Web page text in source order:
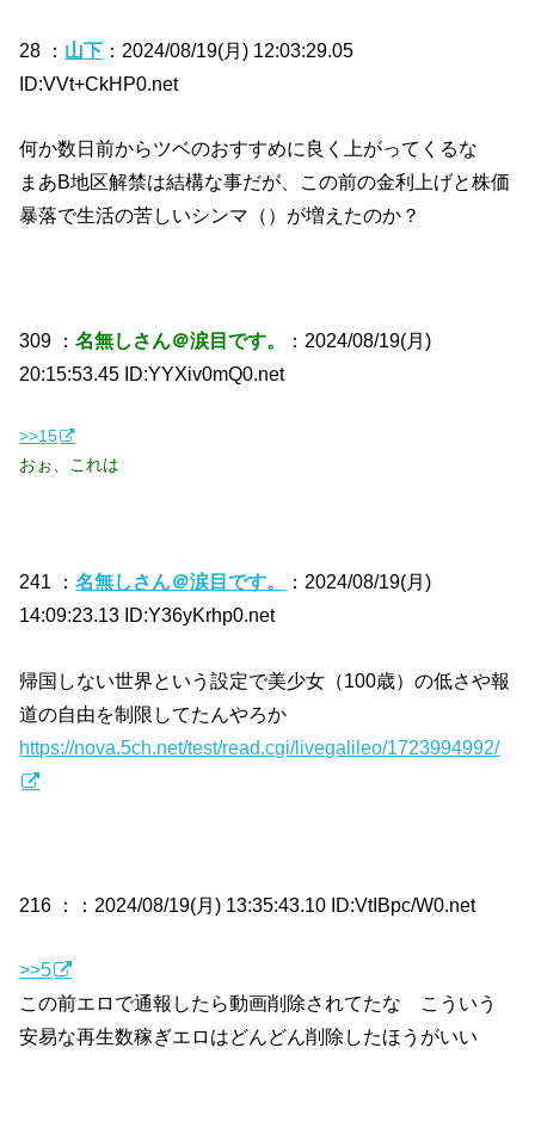
28 ： 山下 ：2024/08/19(月) 12:03:29.05
ID:VVt+CkHP0.net
何か数日前からツベのおすすめに良く上がってくるな
まあB地区解禁は結構な事だが、この前の金利上げと株価
暴落で生活の苦しいシンマ（）が増えたのか？
309 ：名無しさん＠涙目です。
：2024/08/19(月)
20:15:53.45 ID:YYXiv0mQ0.net
>>15
おぉ、これは
241 ：名無しさん＠涙目です。
：2024/08/19(月)
14:09:23.13 ID:Y36yKrhp0.net
帰国しない世界という設定で美少女（100歳）の低さや報
道の自由を制限してたんやろか
https://nova.5ch.net/test/read.cgi/livegalileo/1723994992/
216 ： ：2024/08/19(月) 13:35:43.10 ID:VtIBpc/W0.net
>>5
この前エロで通報したら動画削除されてたな こういう
安易な再生数稼ぎエロはどんどん削除したほうがいい